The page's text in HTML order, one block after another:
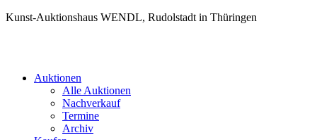
Kunst-Auktionshaus WENDL, Rudolstadt in Thüringen
Auktionen
Alle Auktionen
Nachverkauf
Termine
Archiv